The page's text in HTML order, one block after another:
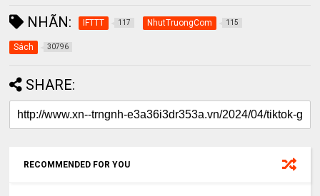
NHÃN: IFTTT 117 NhutTruongCom 115
Sách 30796
SHARE:
RECOMMENDED FOR YOU